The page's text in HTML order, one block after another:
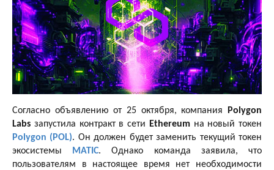
Согласно объявлению от 25 октября, компания
Polygon
Labs запустила контракт в сети Ethereumна новый токен
Polygon (POL). Он должен будет заменить текущий токен
экосистемы
MATIC. Однако команда заявила, что
пользователям в настоящее время нет необходимости